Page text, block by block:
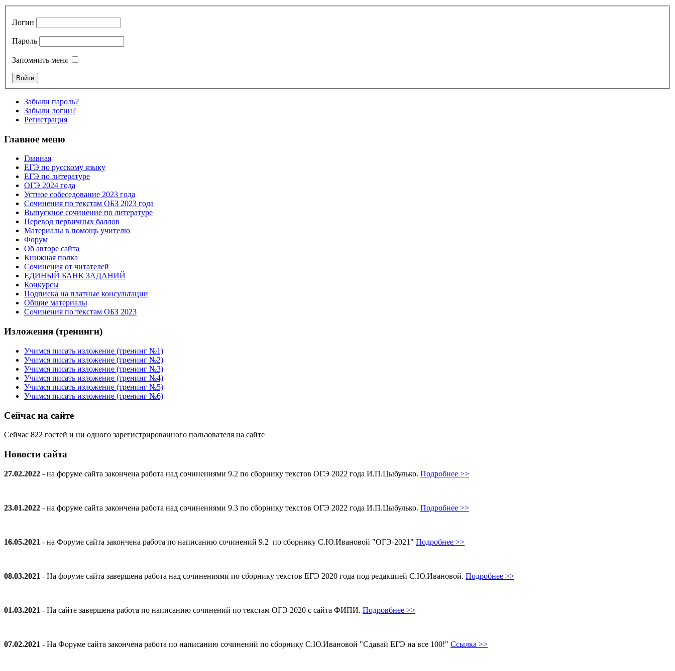
Логин
Пароль
Запомнить меня
Забыли пароль?
Забыли логин?
Регистрация
Главное меню
Главная
ЕГЭ по русскому языку
ЕГЭ по литературе
ОГЭ 2024 года
Устное собеседование 2023 года
Сочинения по текстам ОБЗ 2023 года
Выпускное сочинение по литературе
Перевод первичных баллов
Материалы в помощь учителю
Форум
Об авторе сайта
Книжная полка
Cочинения от читателей
ЕДИНЫЙ БАНК ЗАДАНИЙ
Конкурсы
Подписка на платные консультации
Общие материалы
Сочинения по текстам ОБЗ 2023
Изложения (тренинги)
Учимся писать изложение (тренинг №1)
Учимся писать изложение (тренинг №2)
Учимся писать изложение (тренинг №3)
Учимся писать изложение (тренинг №4)
Учимся писать изложение (тренинг №5)
Учимся писать изложение (тренинг №6)
Сейчас на сайте
Сейчас 822 гостей и ни одного зарегистрированного пользователя на сайте
Новости сайта
27.02.2022 - на форуме сайта закончена работа над сочинениями 9.2 по сборнику текстов ОГЭ 2022 года И.П.Цыбулько. Подробнее >>
23.01.2022 - на форуме сайта закончена работа над сочинениями 9.3 по сборнику текстов ОГЭ 2022 года И.П.Цыбулько. Подробнее >>
16.05.2021 - на Форуме сайта закончена работа по написанию сочинений 9.2 по сборнику С.Ю.Ивановой "ОГЭ-2021" Подробнее >>
08.03.2021 - На форуме сайта завершена работа над сочинениями по сборнику текстов ЕГЭ 2020 года под редакцией С.Ю.Ивановой. Подробнее >>
01.03.2021 - На сайте завершена работа по написанию сочинений по текстам ОГЭ 2020 с сайта ФИПИ. Подровбнее >>
07.02.2021 - На Форуме сайта закончена работа по написанию сочинений по сборнику С.Ю.Ивановой "Сдавай ЕГЭ на все 100!" Ссылка >>